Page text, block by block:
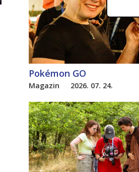
Pokémon GO
Magazin 2026. 07. 24.